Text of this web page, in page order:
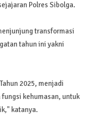
Polres Sibolga.
transformasi
tahun ini yakni
2025, menjadi
kehumasan, untuk
katanya.